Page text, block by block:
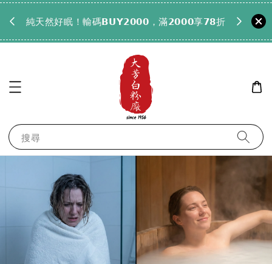
純天然好眠！輸碼𝗕𝗨𝗬𝟮𝟬𝟬𝟬，滿𝟮𝟬𝟬𝟬享𝟳𝟴折
搜尋